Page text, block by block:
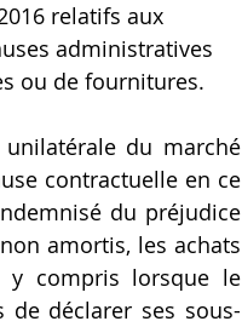
relatifs aux
administratives
ou de fournitures.
du marché
contractuelle en ce
du préjudice
amortis, les achats
y compris lorsque le
déclarer ses sous-